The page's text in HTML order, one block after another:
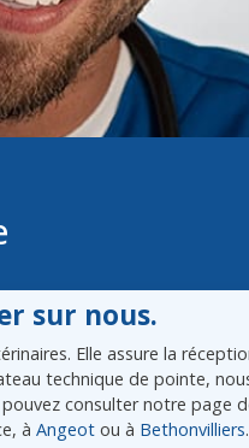
sur nous.
Elle assure la
technique de pointe,
consulter notre page
à Angeotou à Bethonvilliers.